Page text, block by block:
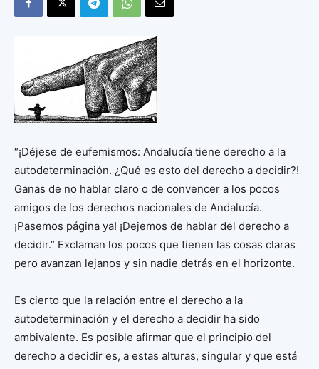
“¡Déjese de eufemismos: Andalucía tiene derecho a la
autodeterminación. ¿Qué es esto del derecho a decidir?!
Ganas de no hablar claro o de convencer a los pocos
amigos de los derechos nacionales de Andalucía.
¡Pasemos página ya! ¡Dejemos de hablar del derecho a
decidir.” Exclaman los pocos que tienen las cosas claras
pero avanzan lejanos y sin nadie detrás en el horizonte.
Es cierto que la relación entre el derecho a la
autodeterminación y el derecho a decidir ha sido
ambivalente. Es posible afirmar que el principio del
derecho a decidir es, a estas alturas, singular y que está